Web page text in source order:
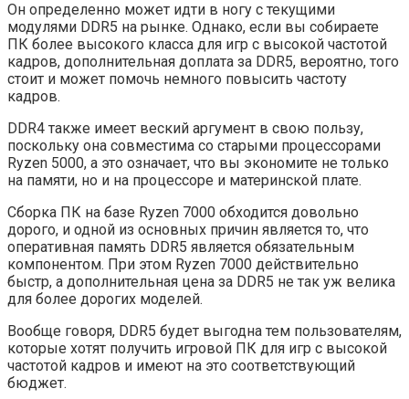
Он определенно может идти в ногу с текущими
модулями DDR5 на рынке. Однако, если вы собираете
ПК более высокого класса для игр с высокой частотой
кадров, дополнительная доплата за DDR5, вероятно, того
стоит и может помочь немного повысить частоту
кадров.
DDR4 также имеет веский аргумент в свою пользу,
поскольку она совместима со старыми процессорами
Ryzen 5000, а это означает, что вы экономите не только
на памяти, но и на процессоре и материнской плате.
Сборка ПК на базе Ryzen 7000 обходится довольно
дорого, и одной из основных причин является то, что
оперативная память DDR5 является обязательным
компонентом. При этом Ryzen 7000 действительно
быстр, а дополнительная цена за DDR5 не так уж велика
для более дорогих моделей.
Вообще говоря, DDR5 будет выгодна тем пользователям,
которые хотят получить игровой ПК для игр с высокой
частотой кадров и имеют на это соответствующий
бюджет.